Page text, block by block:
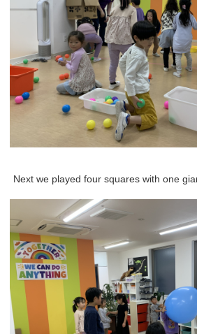
Next we played four squares with one